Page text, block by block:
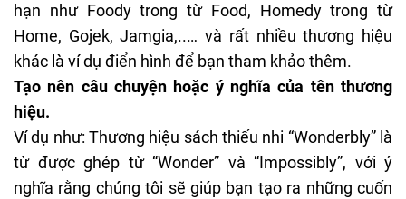
hạn như Foody trong từ Food, Homedy trong từ
Home, Gojek, Jamgia,..… và rất nhiều thương hiệu
khác là ví dụ điển hình để bạn tham khảo thêm.
Tạo nên câu chuyện hoặc ý nghĩa của tên thương
hiệu.
Ví dụ như: Thương hiệu sách thiếu nhi “Wonderbly” là
từ được ghép từ “Wonder” và “Impossibly”, với ý
nghĩa rằng chúng tôi sẽ giúp bạn tạo ra những cuốn